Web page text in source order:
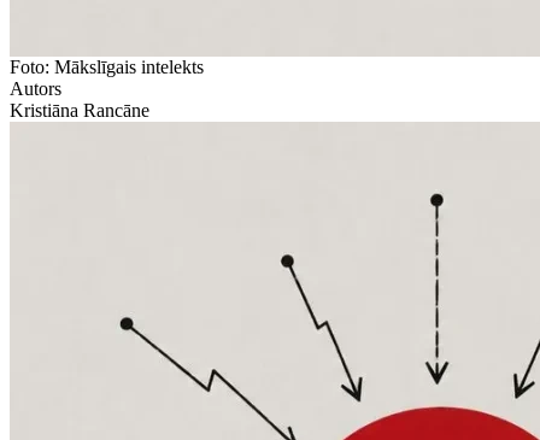
Foto: Mākslīgais intelekts
Autors
Kristiāna Rancāne